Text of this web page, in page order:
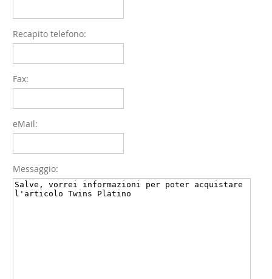
Recapito telefono:
Fax:
eMail:
Messaggio: